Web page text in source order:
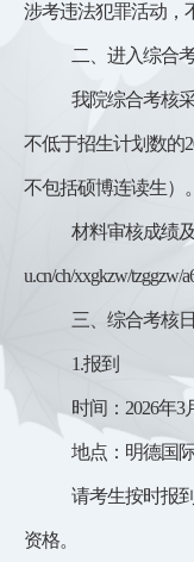
涉考违法犯罪活动，
二、 进入综合
我院综合考核
不低于招生计划数的
不包括硕博连读生）。
材料审核成绩
u.cn/ch/xxgkzw/tzggzw/
三、 综合考核
1.报到
时间： 2026年3
地点：明德国
请考生按时报
资格。